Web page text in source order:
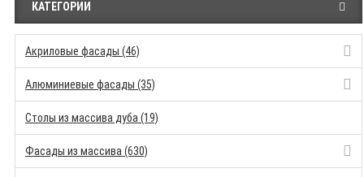
КАТЕГОРИИ
Акриловые фасады (46)
Алюминиевые фасады (35)
Столы из массива дуба (19)
Фасады из массива (630)